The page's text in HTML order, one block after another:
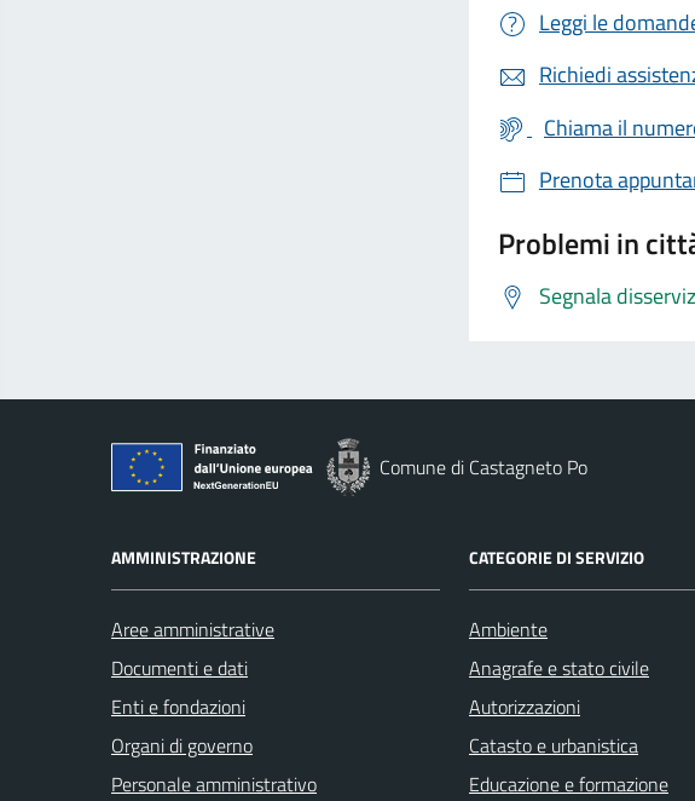
Leggi le
Richiedi
Chiama il
Prenota
Problemi in
Segnala
Comune di Castagneto Po
AMMINISTRAZIONE
Aree amministrative
Documenti e dati
Enti e fondazioni
Organi di governo
Personale amministrativo
CATEGORIE DI SERVIZIO
Ambiente
Anagrafe e stato civile
Autorizzazioni
Catasto e urbanistica
Educazione e formazione